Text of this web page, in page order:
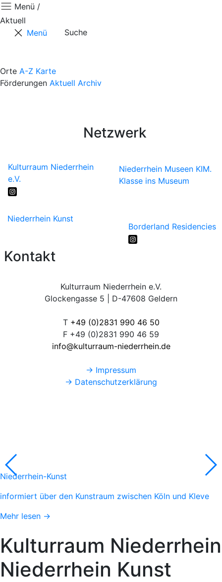
Menü /
Aktuell
Menü
Suche
Orte A-Z Karte
Förderungen Aktuell Archiv
Netzwerk
Kulturraum Niederrhein
e.V.
Niederrhein Museen KIM.
Klasse ins Museum
Niederrhein Kunst
Borderland Residencies
Kontakt
Kulturraum Niederrhein e.V.
Glockengasse 5 | D-47608 Geldern
T +49 (0)2831 990 46 50
F +49 (0)2831 990 46 59
info@kulturraum-niederrhein.de
→ Impressum
→ Datenschutzerklärung
Niederrhein-Kunst
informiert über den Kunstraum zwischen Köln und Kleve
Mehr lesen →
Kulturraum Niederrhein
Niederrhein Kunst